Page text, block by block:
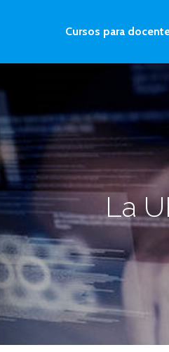
Cursos para
La